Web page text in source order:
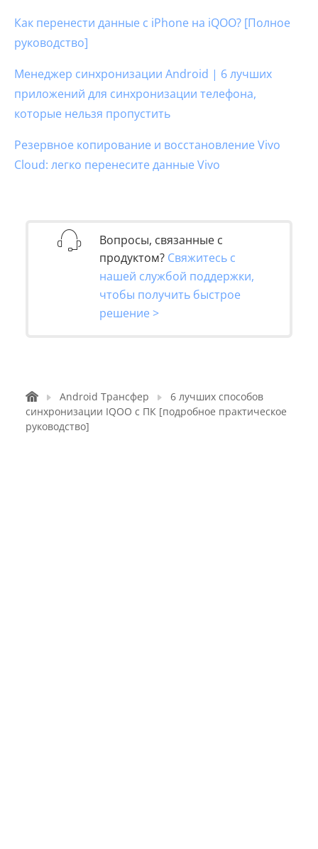
Как перенести данные с iPhone на iQOO? [Полное
руководство]
Менеджер синхронизации Android | 6 лучших
приложений для синхронизации телефона,
которые нельзя пропустить
Резервное копирование и восстановление Vivo
Cloud: легко перенесите данные Vivo
Вопросы, связанные с
продуктом? Свяжитесь с
нашей службой поддержки,
чтобы получить быстрое
решение >
Android Трансфер
6 лучших способов
синхронизации IQOO с ПК [подробное практическое
руководство]